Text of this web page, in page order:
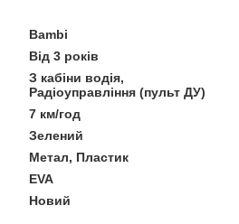
Bambi
Від 3 років
З кабіни водія,
Радіоуправління (пульт ДУ)
7 км/год
Зелений
Метал, Пластик
EVA
Новий